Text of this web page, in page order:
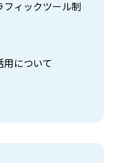
ィックツール制
用について